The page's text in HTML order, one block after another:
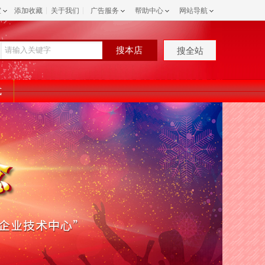
添加收藏 关于我们 广告服务 帮助中心 网站导航
搜本店 搜全站